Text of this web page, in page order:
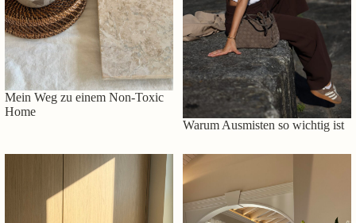
Mein Weg zu einem Non-Toxic
Home
Warum Ausmisten so wichtig ist